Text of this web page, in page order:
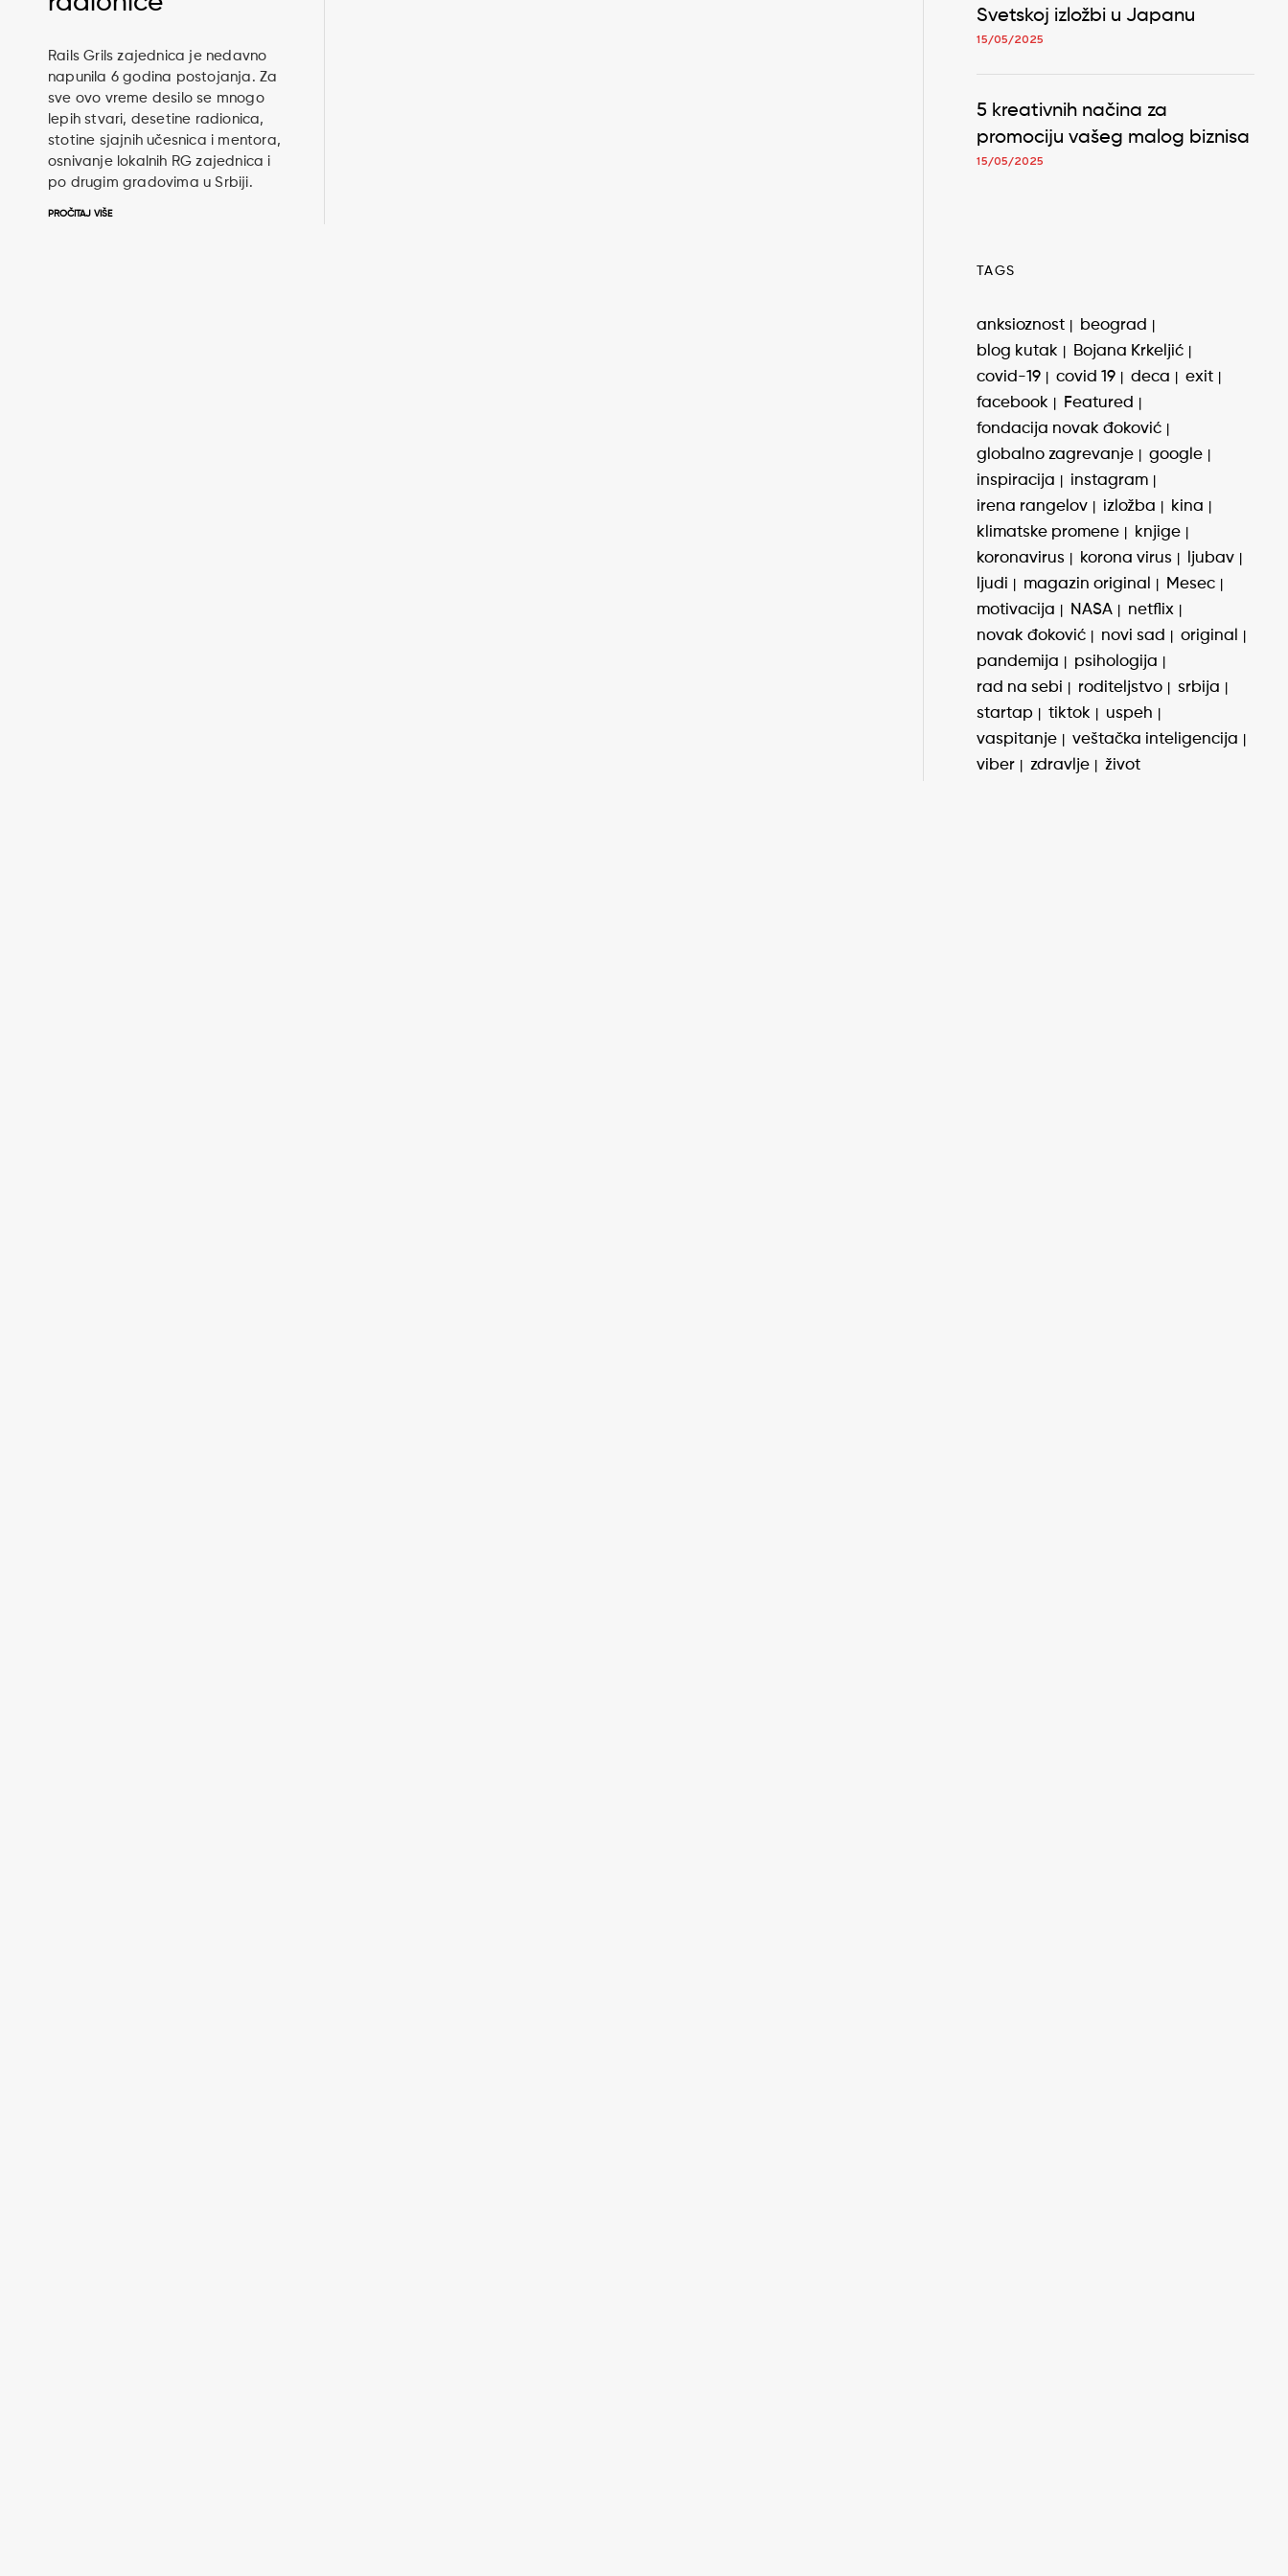
Rails Grils zajednica je nedavno
napunila 6 godina postojanja. Za
sve ovo vreme desilo se mnogo
lepih stvari, desetine radionica,
stotine sjajnih učesnica i mentora,
osnivanje lokalnih RG zajednica i
po drugim gradovima u Srbiji.
PROČITAJ VIŠE
Svetskoj izložbi u Japanu
15/05/2025
5 kreativnih načina za
promociju vašeg malog biznisa
15/05/2025
TAGS
anksioznost
beograd
blog kutak
Bojana Krkeljić
covid-19
covid 19 deca
exit
facebook
Featured
fondacija novak đoković
globalno zagrevanje
google
inspiracija
instagram
irena rangelov
izložba
kina
klimatske promene
knjige
koronavirus
korona virus
ljubav
ljudi
magazin original
Mesec
motivacija
NASA
netflix
novak đoković
novi sad
original
pandemija
psihologija
rad na sebi
roditeljstvo
srbija
startap
tiktok
uspeh
vaspitanje
veštačka inteligencija
viber
zdravlje život